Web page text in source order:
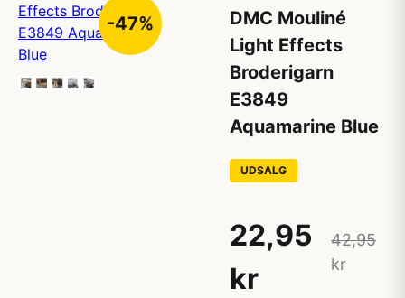
-47%
DMC Mouliné
Light Effects
Broderigarn
E3849
Aquamarine Blue
UDSALG
22,95
kr
42,95
kr